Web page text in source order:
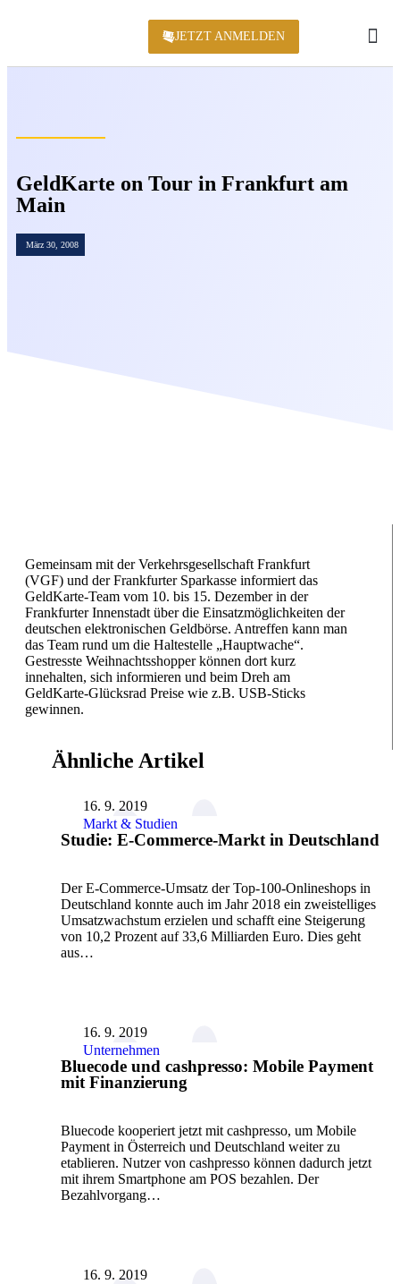
JETZT ANMELDEN
GeldKarte on Tour in Frankfurt am
Main
März 30, 2008
Gemeinsam mit der Verkehrsgesellschaft Frankfurt
(VGF) und der Frankfurter Sparkasse informiert das
GeldKarte-Team vom 10. bis 15. Dezember in der
Frankfurter Innenstadt über die Einsatzmöglichkeiten der
deutschen elektronischen Geldbörse. Antreffen kann man
das Team rund um die Haltestelle „Hauptwache“.
Gestresste Weihnachtsshopper können dort kurz
innehalten, sich informieren und beim Dreh am
GeldKarte-Glücksrad Preise wie z.B. USB-Sticks
gewinnen.
Ähnliche Artikel
16. 9. 2019
Markt & Studien
Studie: E-Commerce-Markt in Deutschland
Der E-Commerce-Umsatz der Top-100-Onlineshops in
Deutschland konnte auch im Jahr 2018 ein zweistelliges
Umsatzwachstum erzielen und schafft eine Steigerung
von 10,2 Prozent auf 33,6 Milliarden Euro. Dies geht
aus…
16. 9. 2019
Unternehmen
Bluecode und cashpresso: Mobile Payment
mit Finanzierung
Bluecode kooperiert jetzt mit cashpresso, um Mobile
Payment in Österreich und Deutschland weiter zu
etablieren. Nutzer von cashpresso können dadurch jetzt
mit ihrem Smartphone am POS bezahlen. Der
Bezahlvorgang…
16. 9. 2019